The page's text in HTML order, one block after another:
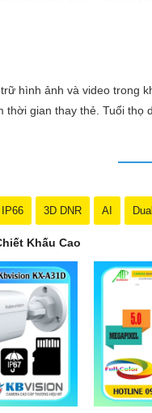
lượng hình ảnh sắc
mang đến cho bạn hình
hình ảnh và video trong
thời gian thay thẻ. Tuổi thọ
IP66 3D DNR AI
Khấu Cao